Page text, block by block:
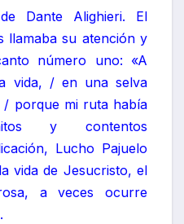
Dante Alighieri. El
llamaba su atención y
número uno: «A
vida, / en una selva
porque mi ruta había
y contentos
Lucho Pajuelo
vida de Jesucristo, el
a veces ocurre